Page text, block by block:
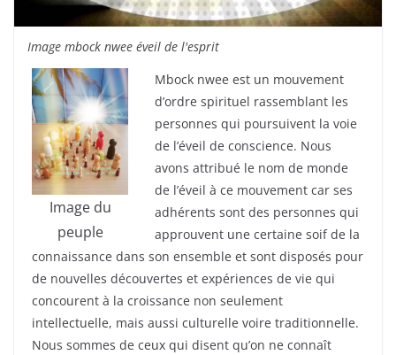
Image mbock nwee éveil de l'esprit
Image du
peuple
Mbock nwee est un mouvement
d’ordre spirituel rassemblant les
personnes qui poursuivent la voie
de l’éveil de conscience. Nous
avons attribué le nom de monde
de l’éveil à ce mouvement car ses
adhérents sont des personnes qui
approuvent une certaine soif de la
connaissance dans son ensemble et sont disposés pour
de nouvelles découvertes et expériences de vie qui
concourent à la croissance non seulement
intellectuelle, mais aussi culturelle voire traditionnelle.
Nous sommes de ceux qui disent qu’on ne connaît